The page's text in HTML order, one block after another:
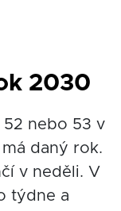
2030
nebo 53 v
daný rok.
v neděli. V
týdne a